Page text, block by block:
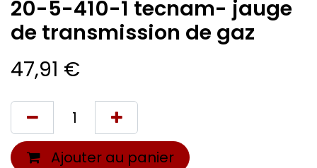
20-5-410-1 tecnam- jauge
de transmission de gaz
47,91 €
Ajouter au panier